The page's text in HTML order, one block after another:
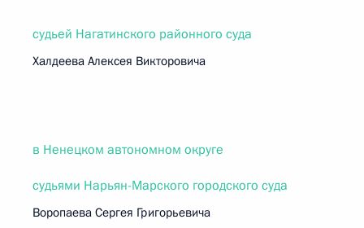
судьей Нагатинского районного суда
Халдеева Алексея Викторовича
в Ненецком автономном округе
судьями Нарьян-Марского городского суда
Воропаева Сергея Григорьевича